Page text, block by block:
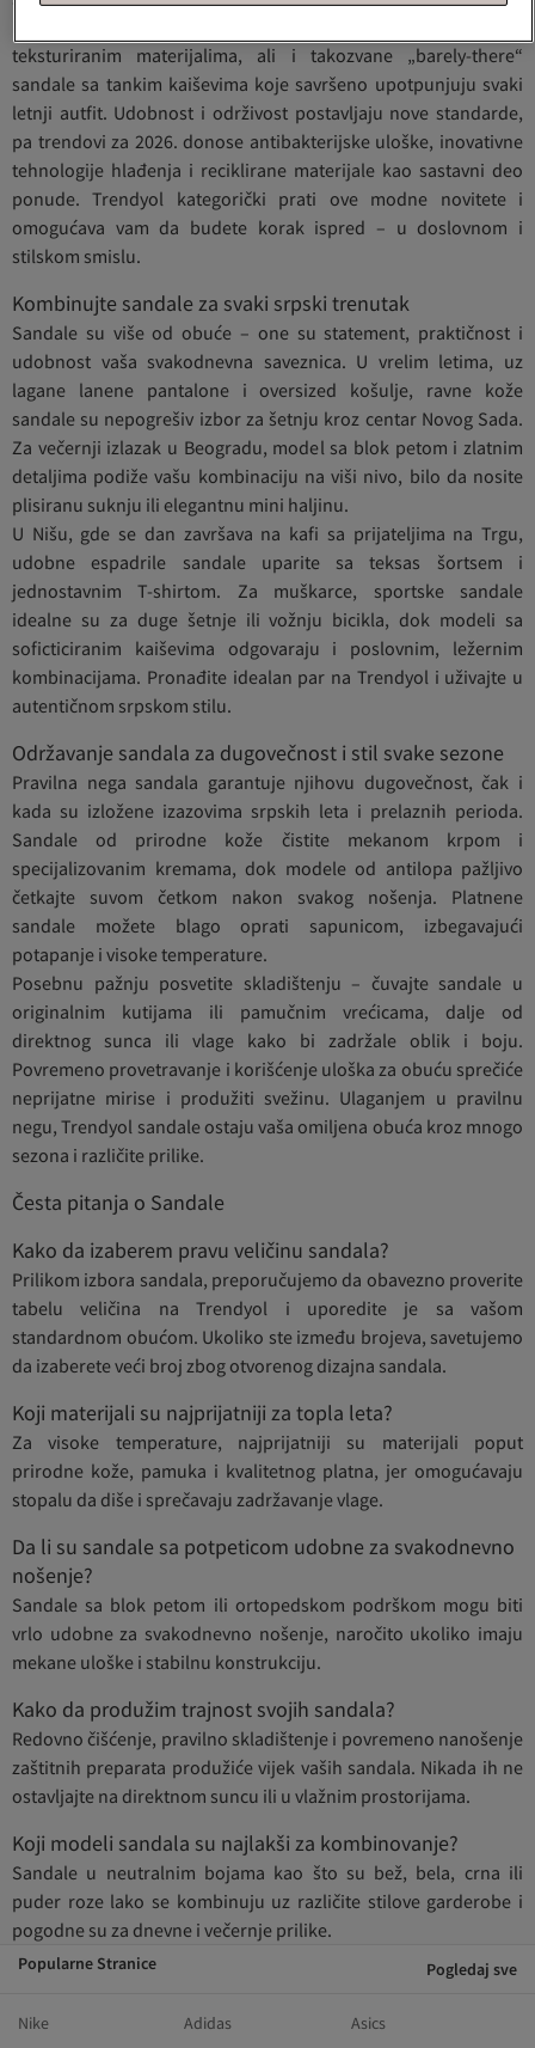
teksturiranim materijalima, ali i takozvane „barely-there“
sandale sa tankim kaiševima koje savršeno upotpunjuju svaki
letnji autfit. Udobnost i održivost postavljaju nove standarde,
pa trendovi za 2026. donose antibakterijske uloške, inovativne
tehnologije hlađenja i reciklirane materijale kao sastavni deo
ponude. Trendyol kategorički prati ove modne novitete i
omogućava vam da budete korak ispred – u doslovnom i
stilskom smislu.
Kombinujte sandale za svaki srpski trenutak
Sandale su više od obuće – one su statement, praktičnost i
udobnost vaša svakodnevna saveznica. U vrelim letima, uz
lagane lanene pantalone i oversized košulje, ravne kože
sandale su nepogrešiv izbor za šetnju kroz centar Novog Sada.
Za večernji izlazak u Beogradu, model sa blok petom i zlatnim
detaljima podiže vašu kombinaciju na viši nivo, bilo da nosite
plisiranu suknju ili elegantnu mini haljinu.
U Nišu, gde se dan završava na kafi sa prijateljima na Trgu,
udobne espadrile sandale uparite sa teksas šortsem i
jednostavnim T-shirtom. Za muškarce, sportske sandale
idealne su za duge šetnje ili vožnju bicikla, dok modeli sa
soficticiranim kaiševima odgovaraju i poslovnim, ležernim
kombinacijama. Pronađite idealan par na Trendyol i uživajte u
autentičnom srpskom stilu.
Održavanje sandala za dugovečnost i stil svake sezone
Pravilna nega sandala garantuje njihovu dugovečnost, čak i
kada su izložene izazovima srpskih leta i prelaznih perioda.
Sandale od prirodne kože čistite mekanom krpom i
specijalizovanim kremama, dok modele od antilopa pažljivo
četkajte suvom četkom nakon svakog nošenja. Platnene
sandale možete blago oprati sapunicom, izbegavajući
potapanje i visoke temperature.
Posebnu pažnju posvetite skladištenju – čuvajte sandale u
originalnim kutijama ili pamučnim vrećicama, dalje od
direktnog sunca ili vlage kako bi zadržale oblik i boju.
Povremeno provetravanje i korišćenje uloška za obuću sprečiće
neprijatne mirise i produžiti svežinu. Ulaganjem u pravilnu
negu, Trendyol sandale ostaju vaša omiljena obuća kroz mnogo
sezona i različite prilike.
Česta pitanja o Sandale
Kako da izaberem pravu veličinu sandala?
Prilikom izbora sandala, preporučujemo da obavezno proverite
tabelu veličina na Trendyol i uporedite je sa vašom
standardnom obućom. Ukoliko ste između brojeva, savetujemo
da izaberete veći broj zbog otvorenog dizajna sandala.
Koji materijali su najprijatniji za topla leta?
Za visoke temperature, najprijatniji su materijali poput
prirodne kože, pamuka i kvalitetnog platna, jer omogućavaju
stopalu da diše i sprečavaju zadržavanje vlage.
Da li su sandale sa potpeticom udobne za svakodnevno
nošenje?
Sandale sa blok petom ili ortopedskom podrškom mogu biti
vrlo udobne za svakodnevno nošenje, naročito ukoliko imaju
mekane uloške i stabilnu konstrukciju.
Kako da produžim trajnost svojih sandala?
Redovno čišćenje, pravilno skladištenje i povremeno nanošenje
zaštitnih preparata produžiće vijek vaših sandala. Nikada ih ne
ostavljajte na direktnom suncu ili u vlažnim prostorijama.
Koji modeli sandala su najlakši za kombinovanje?
Sandale u neutralnim bojama kao što su bež, bela, crna ili
puder roze lako se kombinuju uz različite stilove garderobe i
pogodne su za dnevne i večernje prilike.
Popularne Stranice Pogledaj sve
Nike Adidas
Asics